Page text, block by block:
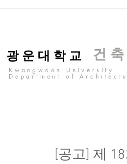
Kwangwoon University
Department of
광 운 대 학 교 건
[공고] 제